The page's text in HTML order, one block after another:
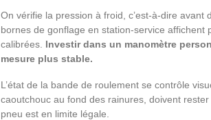
On vérifie la pression à froid, c’est-à-dire
bornes de gonflage en station-service
calibrées. Investir dans un manomètre
mesure plus stable.
L’état de la bande de roulement se contrôle
caoutchouc au fond des rainures, doivent
pneu est en limite légale.